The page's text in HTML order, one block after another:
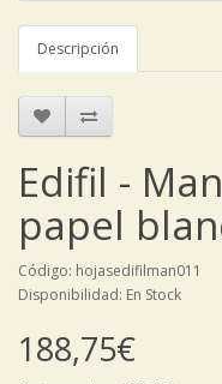
Descripción
Edifil -
papel
Código: hojasedifilman011
Disponibilidad: En Stock
188,75€